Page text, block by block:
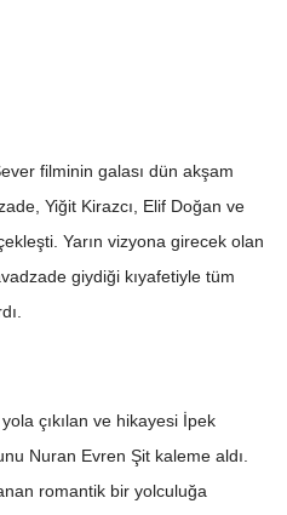
filminin galası dün akşam
Yiğit Kirazcı, Elif Doğan ve
Yarın vizyona girecek olan
giydiği kıyafetiyle tüm
çıkılan ve hikayesi İpek
Nuran Evren Şit kaleme aldı.
romantik bir yolculuğa